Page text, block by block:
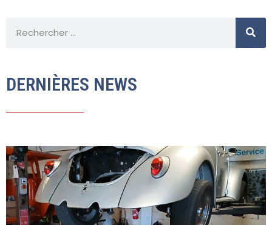
DERNIÈRES NEWS